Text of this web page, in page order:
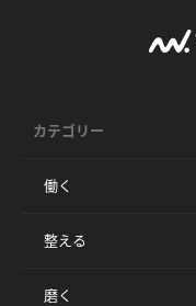
カテゴリー
働く
整える
磨く